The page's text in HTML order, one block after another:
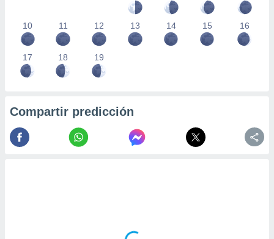
10 11 12 13 14 15 16
17 18 19
Compartir predicción